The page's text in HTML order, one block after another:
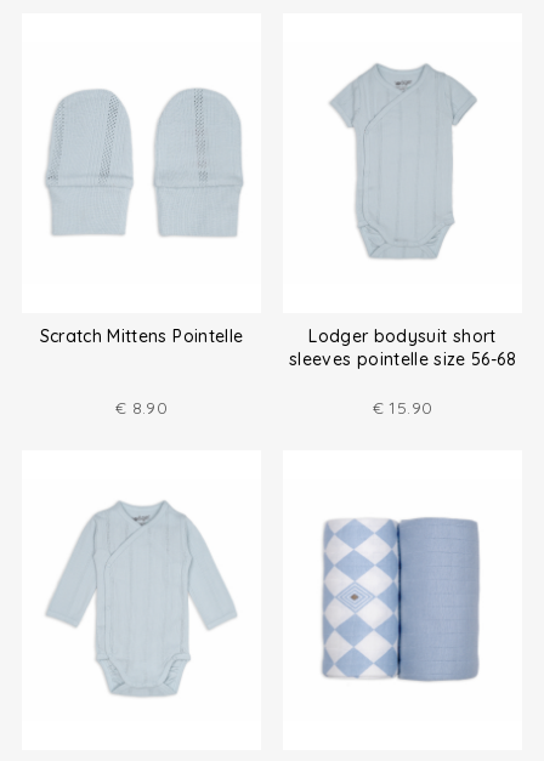
Scratch Mittens Pointelle
€ 8.90
Lodger bodysuit short
sleeves pointelle size 56-68
€ 15.90